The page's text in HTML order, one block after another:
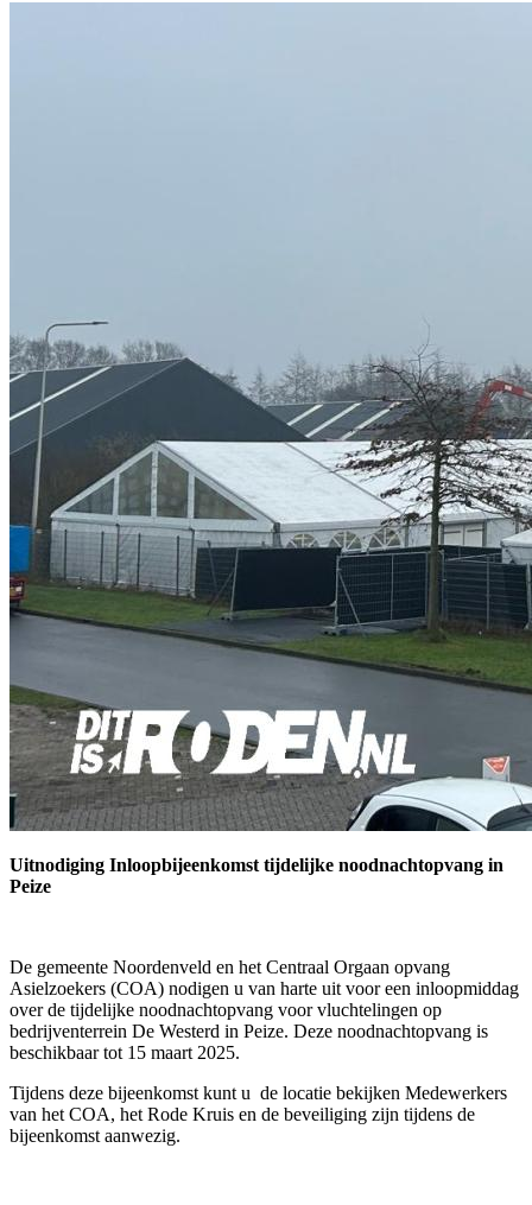
Uitnodiging Inloopbijeenkomst tijdelijke noodnachtopvang in
Peize
De gemeente Noordenveld en het Centraal Orgaan opvang
Asielzoekers (COA) nodigen u van harte uit voor een inloopmiddag
over de tijdelijke noodnachtopvang voor vluchtelingen op
bedrijventerrein De Westerd in Peize. Deze noodnachtopvang is
beschikbaar tot 15 maart 2025.
Tijdens deze bijeenkomst kunt u de locatie bekijken Medewerkers
van het COA, het Rode Kruis en de beveiliging zijn tijdens de
bijeenkomst aanwezig.